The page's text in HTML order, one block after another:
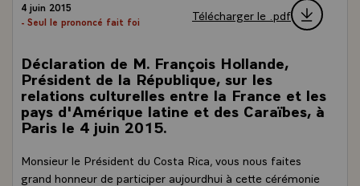
4 juin 2015
- Seul le prononcé fait foi
Télécharger le .pdf
Déclaration de M. François Hollande,
Président de la République, sur les
relations culturelles entre la France et les
pays d'Amérique latine et des Caraïbes, à
Paris le 4 juin 2015.
Monsieur le Président du Costa Rica, vous nous faites
grand honneur de participer aujourdhui à cette cérémonie